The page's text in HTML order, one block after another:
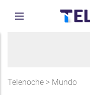
Telenoche > Mundo